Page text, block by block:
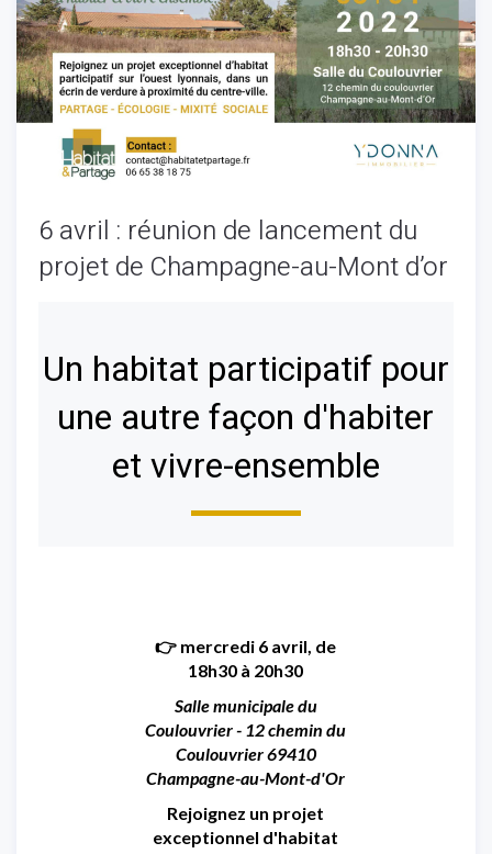
6 avril : réunion de lancement du
projet de Champagne-au-Mont d’or
Un habitat participatif pour
une autre façon d'habiter
et vivre-ensemble
👉 mercredi 6 avril, de
18h30 à 20h30
Salle municipale du
Coulouvrier - 12 chemin du
Coulouvrier 69410
Champagne-au-Mont-d'Or
Rejoignez un projet
exceptionnel d'habitat